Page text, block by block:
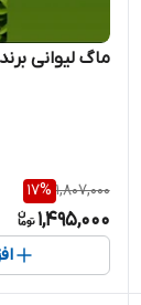
ماگ لیوانی
1,807,000
17%
1,495,000